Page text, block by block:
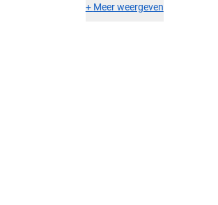
+ Meer weergeven